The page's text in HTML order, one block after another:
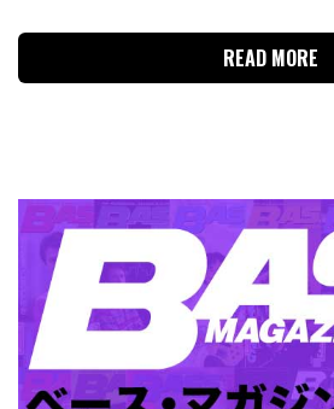
READ MORE